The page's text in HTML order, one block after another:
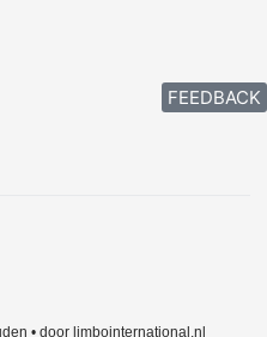
• door limbointernational.nl
FEEDBACK